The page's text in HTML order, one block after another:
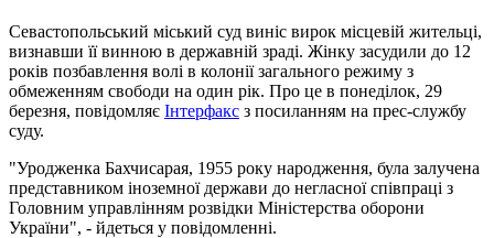
Севастопольський міський суд виніс вирок місцевій жительці,
визнавши її винною в державній зраді. Жінку засудили до 12
років позбавлення волі в колонії загального режиму з
обмеженням свободи на один рік. Про це в понеділок, 29
березня, повідомляє Інтерфакс з посиланням на прес-службу
суду.
"Уродженка Бахчисарая, 1955 року народження, була залучена
представником іноземної держави до негласної співпраці з
Головним управлінням розвідки Міністерства оборони
України", - йдеться у повідомленні.